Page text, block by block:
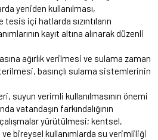
yeniden kullanılması,
tesis içi hatlarda sızıntıların
kayıt altına alınarak düzenli
ağırlık verilmesi ve sulama zaman
basınçlı sulama sistemlerinin
suyun verimli kullanılmasının önemi
vatandaşın farkındalığının
çalışmalar yürütülmesi; kentsel,
bireysel kullanımlarda su verimliliği